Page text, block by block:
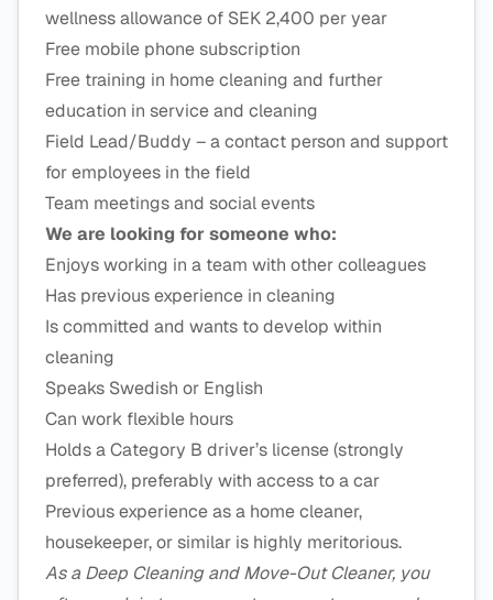
wellness allowance of SEK 2,400 per year
Free mobile phone subscription
Free training in home cleaning and further
education in service and cleaning
Field Lead/Buddy – a contact person and support
for employees in the field
Team meetings and social events
We are looking for someone who:
Enjoys working in a team with other colleagues
Has previous experience in cleaning
Is committed and wants to develop within
cleaning
Speaks Swedish or English
Can work flexible hours
Holds a Category B driver’s license (strongly
preferred), preferably with access to a car
Previous experience as a home cleaner,
housekeeper, or similar is highly meritorious.
As a Deep Cleaning and Move-Out Cleaner, you